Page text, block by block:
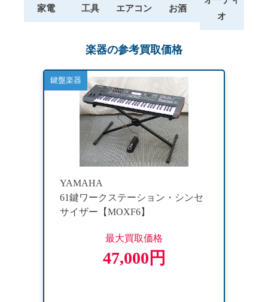
家電 工具 エアコン お酒
オ
楽器の参考買取価格
鍵盤楽器
YAMAHA
61鍵ワークステーション・シンセ
サイザー【MOXF6】
最大買取価格
47,000円